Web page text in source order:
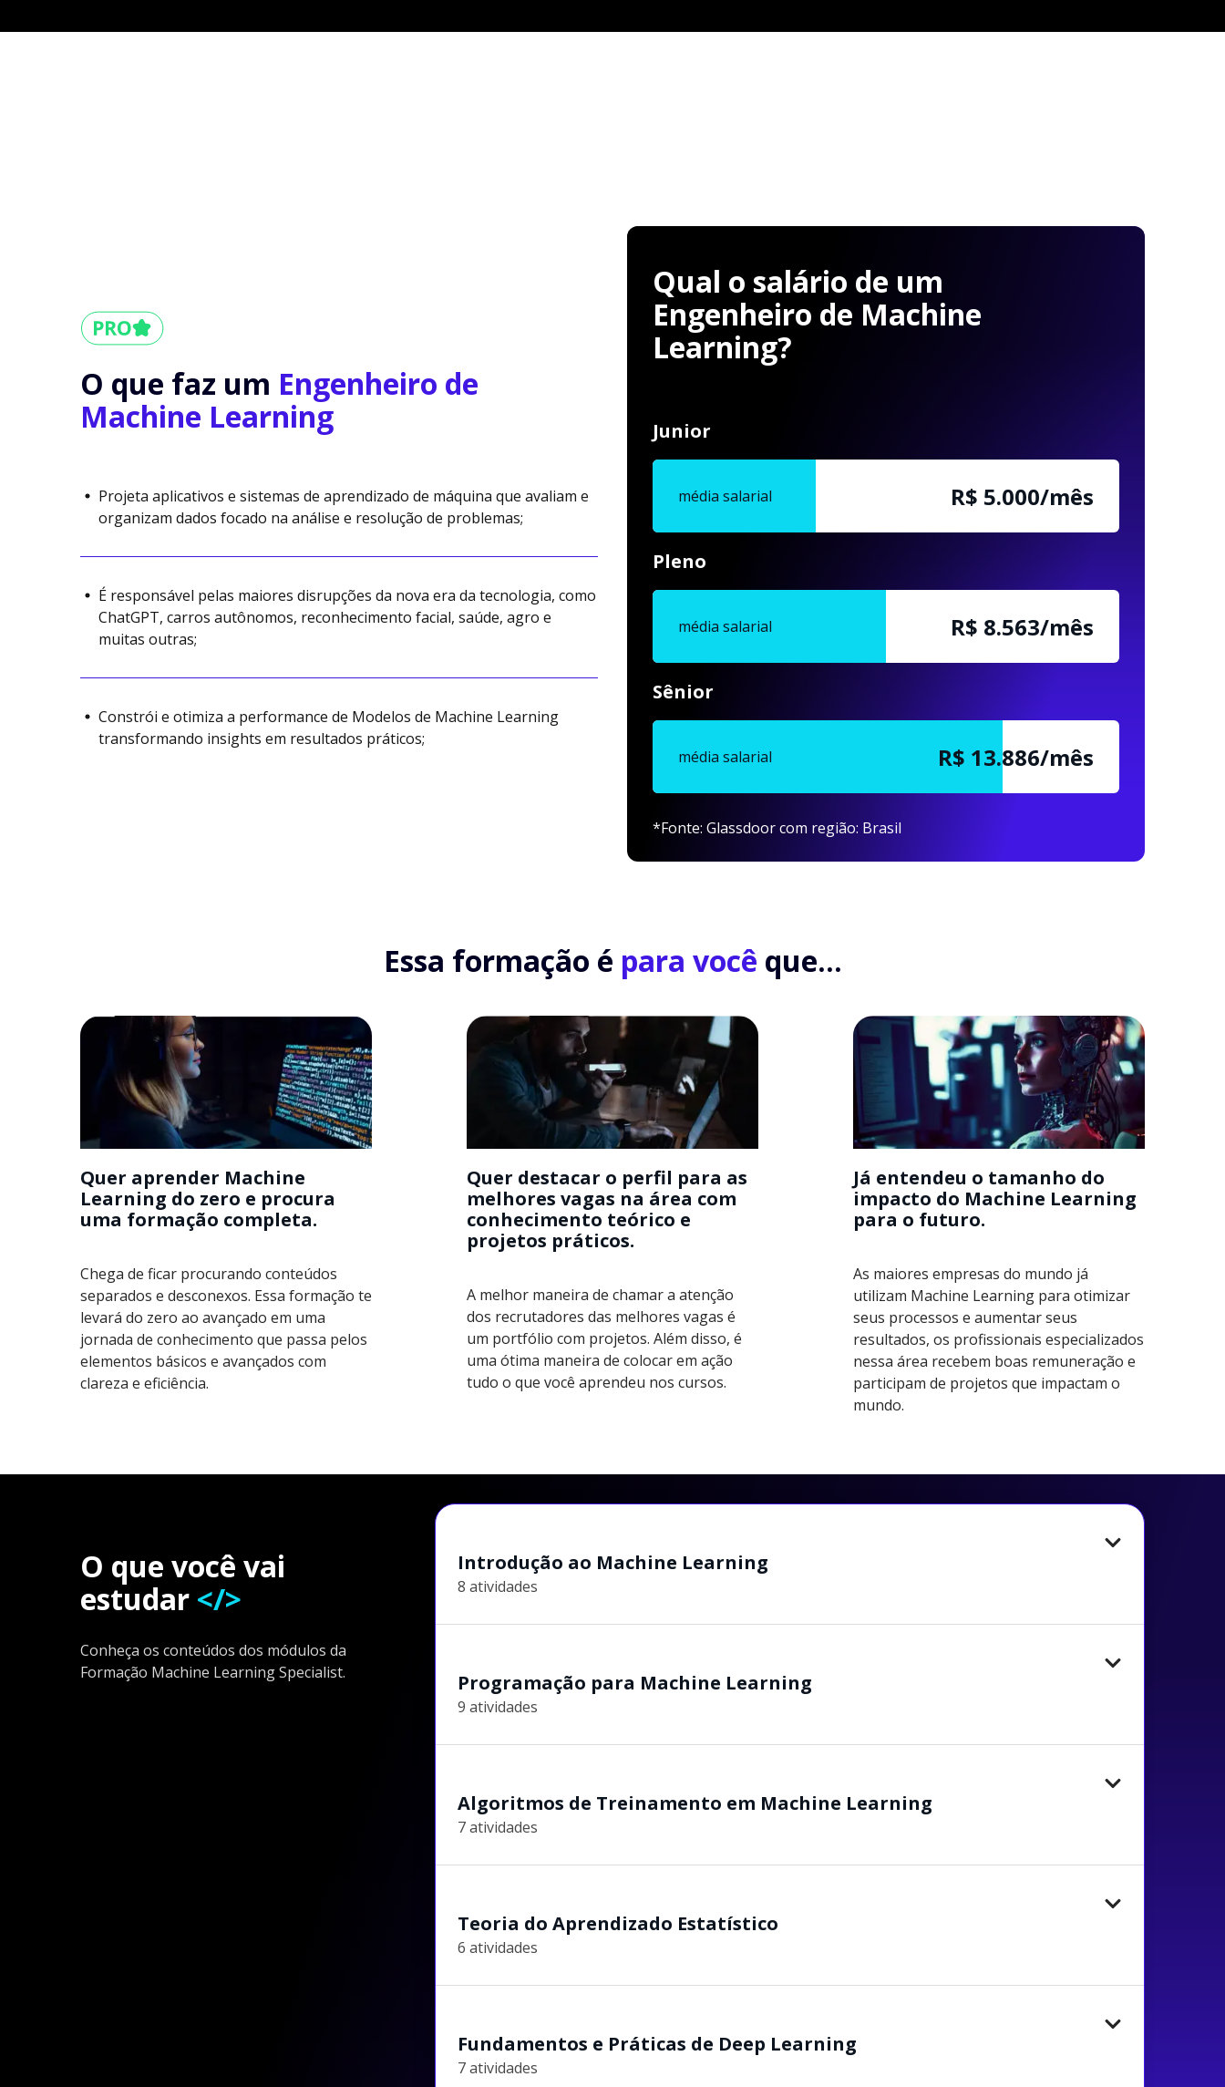
O que faz um Engenheiro de
Machine Learning
Projeta aplicativos e sistemas de aprendizado de máquina que avaliam e
organizam dados focado na análise e resolução de problemas;
É responsável pelas maiores disrupções da nova era da tecnologia, como
ChatGPT, carros autônomos, reconhecimento facial, saúde, agro e
muitas outras;
Constrói e otimiza a performance de Modelos de Machine Learning
transformando insights em resultados práticos;
Qual o salário de um
Engenheiro de Machine
Learning?
Junior
média salarial R$ 5.000/mês
Pleno
média salarial R$ 8.563/mês
Sênior
média salarial R$ 13.886/mês
*Fonte: Glassdoor com região: Brasil
Essa formação é para você que...
Quer aprender Machine
Learning do zero e procura
uma formação completa.
Chega de ficar procurando conteúdos
separados e desconexos. Essa formação te
levará do zero ao avançado em uma
jornada de conhecimento que passa pelos
elementos básicos e avançados com
clareza e eficiência.
Quer destacar o perfil para as
melhores vagas na área com
conhecimento teórico e
projetos práticos.
A melhor maneira de chamar a atenção
dos recrutadores das melhores vagas é
um portfólio com projetos. Além disso, é
uma ótima maneira de colocar em ação
tudo o que você aprendeu nos cursos.
Já entendeu o tamanho do
impacto do Machine Learning
para o futuro.
As maiores empresas do mundo já
utilizam Machine Learning para otimizar
seus processos e aumentar seus
resultados, os profissionais especializados
nessa área recebem boas remuneração e
participam de projetos que impactam o
mundo.
O que você vai
estudar </>
Conheça os conteúdos dos módulos da
Formação Machine Learning Specialist.
Introdução ao Machine Learning
8 atividades
Programação para Machine Learning
9 atividades
Algoritmos de Treinamento em Machine Learning
7 atividades
Teoria do Aprendizado Estatístico
6 atividades
Fundamentos e Práticas de Deep Learning
7 atividades